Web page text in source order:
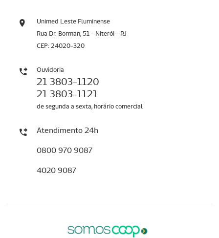
Unimed Leste Fluminense
Rua Dr. Borman, 51 - Niterói - RJ
CEP: 24020-320
Ouvidoria
21 3803-1120
21 3803-1121
de segunda a sexta, horário comercial
Atendimento 24h
0800 970 9087
4020 9087